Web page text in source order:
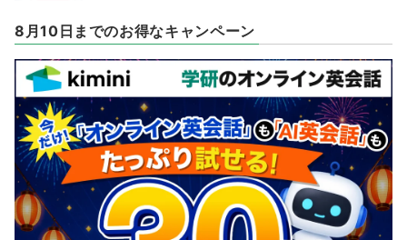
8月10日までのお得なキャンペーン